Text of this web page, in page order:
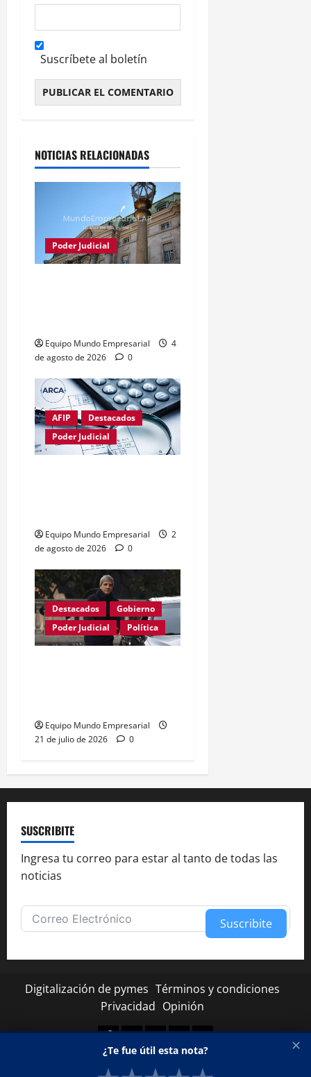
Suscríbete al boletín
NOTICIAS RELACIONADAS
Poder Judicial
Equipo Mundo Empresarial
4
de agosto de 2026
0
AFIP
Destacados
Poder Judicial
Equipo Mundo Empresarial
2
de agosto de 2026
0
Destacados
Gobierno
Poder Judicial
Política
Equipo Mundo Empresarial
21 de julio de 2026
0
SUSCRIBITE
Ingresa tu correo para estar al tanto de todas las
noticias
Suscribite
Digitalización de pymes Términos y condiciones
Privacidad Opinión
Facebook
TwitterLinkedinYoutubeInstagram
Copyright © Todos los derechos reservados.
✕
¿Te fue útil esta nota?